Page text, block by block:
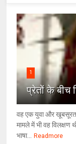
1
प्रेतों के बीच
वह एक युवा और खूबसूरत
मामले में भी वह विलक्षण
भाषा...
Readmore